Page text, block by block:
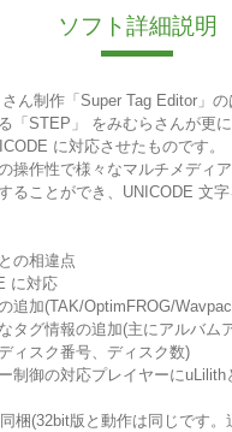
ソフト詳細説明
ん制作「Super Tag Editor」
「STEP」 をみむらさんが更
に対応させたものです。
操作性で様々なマルチメディ
ることができ、UNICODE 文
の相違点
に対応
追加(TAK/OptimFROG/
タグ情報の追加(主にアルバム
ィスク番号、ディスク数)
制御の対応プレイヤーにuLilith
同梱(32bit版と動作は同じです